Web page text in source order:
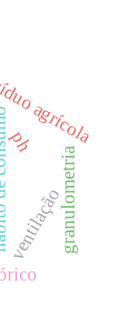
ventilação
phagrícola
granulometria